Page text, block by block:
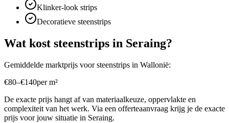
Klinker-look strips
Decoratieve steenstrips
Wat kost steenstrips in Seraing?
Gemiddelde marktprijs voorsteenstrips in Wallonië:
€80–€140perm²
De exacte prijs hangt af van materiaalkeuze, oppervlakte en
complexiteit van het werk. Via een offerteaanvraag krijg je de exacte
prijs voor jouw situatie in Seraing.